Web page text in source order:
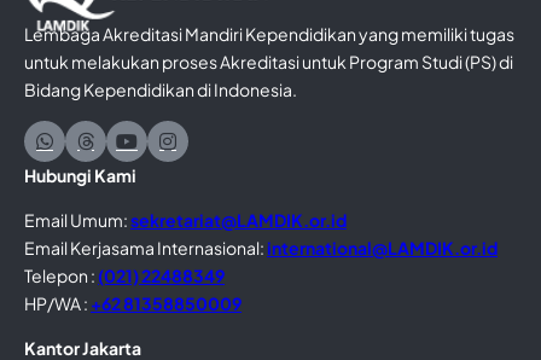
Lembaga Akreditasi Mandiri Kependidikan yang memiliki tugas
untuk melakukan proses Akreditasi untuk Program Studi (PS) di
Bidang Kependidikan di Indonesia.
Hubungi Kami
Email Umum:sekretariat@LAMDIK.or.id
Email Kerjasama Internasional:international@LAMDIK.or.id
Telepon : (021) 22488349
HP/WA : +62 81358850009
Kantor Jakarta